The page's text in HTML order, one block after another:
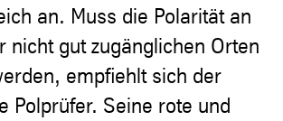
an. Muss die Polarität an
nicht gut zugänglichen Orten
empfiehlt sich der
Polprüfer. Seine rote und